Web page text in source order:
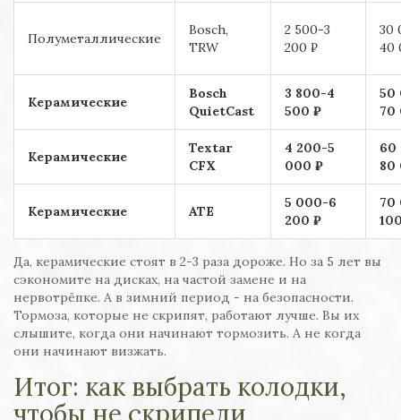
Полуметаллические
Bosch,
TRW
2 500-3
200 ₽
30
40
Керамические
Bosch
QuietCast
3 800-4
500 ₽
50
70
Керамические
Textar
CFX
4 200-5
000 ₽
60
80
Керамические ATE
5 000-6
200 ₽
70
Да, керамические стоят в 2-3 раза дороже. Но за 5 лет вы
сэкономите на дисках, на частой замене и на
нервотрёпке. А в зимний период - на безопасности.
Тормоза, которые не скрипят, работают лучше. Вы их
слышите, когда они начинают тормозить. А не когда
они начинают визжать.
Итог: как выбрать колодки,